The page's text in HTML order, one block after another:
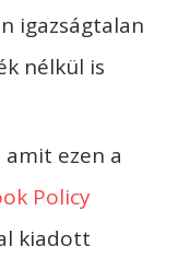
igazságtalan
nélkül is
ezen a
Policy
kiadott